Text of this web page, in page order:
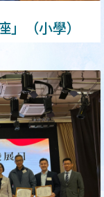
」（小學）